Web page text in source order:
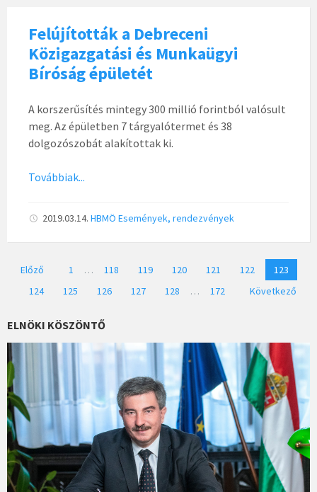
Felújították a Debreceni
Közigazgatási és Munkaügyi
Bíróság épületét
A korszerűsítés mintegy 300 millió forintból valósult
meg. Az épületben 7 tárgyalótermet és 38
dolgozószobát alakítottak ki.
Továbbiak...
2019.03.14. HBMÖ Események, rendezvények
Bejegyzések
lapozása
Előző 1 … 118 119 120 121 122
123
124
125 126 127 128 … 172 Következő
ELNÖKI KÖSZÖNTŐ